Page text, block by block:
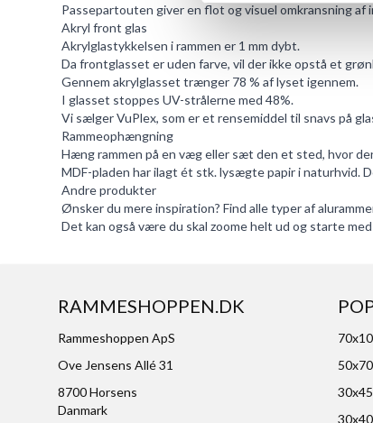
Passepartouten giver en flot og visuel omkransning
Akryl front glas
Akrylglastykkelsen i rammen er 1 mm dybt.
Da frontglasset er uden farve, vil der ikke opstå et
Gennem akrylglasset trænger 78 % af lyset igennem.
I glasset stoppes UV-strålerne med 48%.
Vi sælgerVuPlex, som er et rensemiddel til snavs på
Rammeophængning
Hæng rammen på en væg eller sæt den et sted, hvor
MDF-pladen har ilagt ét stk. lysægte papir i naturhvid.
Andre produkter
Ønsker du mere inspiration? Find alle typer af
Det kan også være du skal zoome helt ud og starte
RAMMESHOPPEN.DK
Rammeshoppen ApS
Ove Jensens Allé 31
8700 Horsens
Danmark